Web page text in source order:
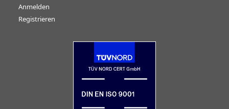
Anmelden
Registrieren